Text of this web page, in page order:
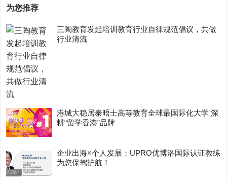
为您推荐
三陶教育发起培训教育行业自律规范倡议，共做
行业清流
港城大稳居泰晤士高等教育全球最国际化大学 深
耕“留学香港”品牌
企业出海×个人发展：UPRO优博洛国际认证教练
为您保驾护航！